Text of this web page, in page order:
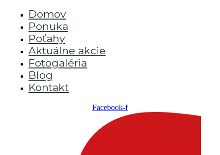
Domov
Ponuka
Poťahy
Aktuálne akcie
Fotogaléria
Blog
Kontakt
Facebook-f